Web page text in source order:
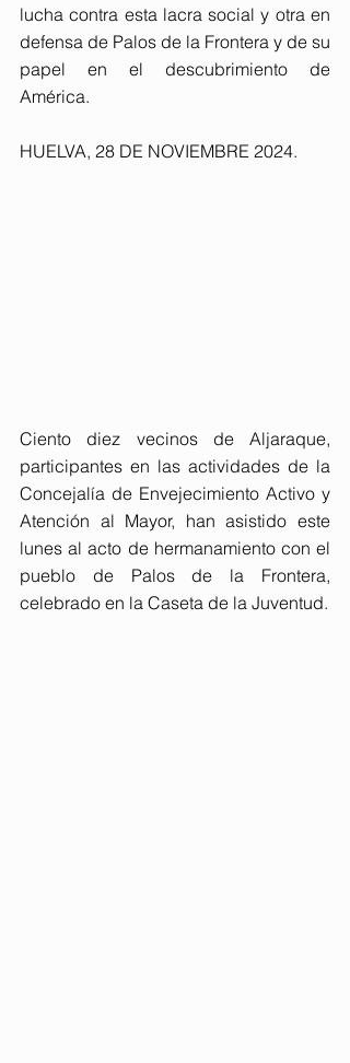
lucha contra esta lacra social y otra en
defensa de Palos de la Frontera y de su
papel en el descubrimiento de
América.
HUELVA, 28 DE NOVIEMBRE 2024.
Ciento diez vecinos de Aljaraque,
participantes en las actividades de la
Concejalía de Envejecimiento Activo y
Atención al Mayor, han asistido este
lunes al acto de hermanamiento con el
pueblo de Palos de la Frontera,
celebrado en la Caseta de la Juventud.